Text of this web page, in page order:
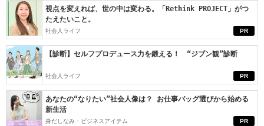
PR
視点を変えれば、世の中は変わる。「Rethink PROJECT」がつ
たえたいこと。
社会人ライフ
PR
【診断】セルフプロデュース力を鍛える！ “ジブン観”診断
社会人ライフ
PR
あなたの“なりたい”社会人像は？ お仕事バッグ選びから始める
新生活
身だしなみ・ビジネスアイテム